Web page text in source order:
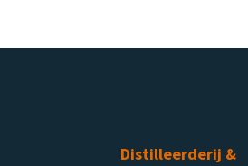
Distilleerderij &